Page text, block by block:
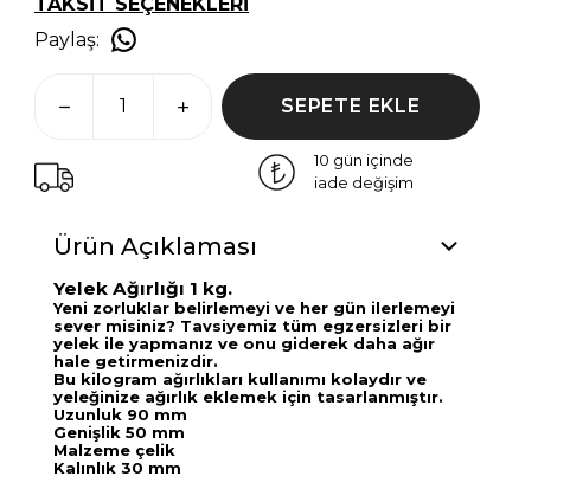
Paylaş:
SEPETE EKLE
10 gün içinde
iade değişim
Ürün Açıklaması
Yelek Ağırlığı 1 kg.
Yeni zorluklar belirlemeyi ve her gün ilerlemeyi
sever misiniz? Tavsiyemiz tüm egzersizleri bir
yelek ile yapmanız ve onu giderek daha ağır
hale getirmenizdir.
Bu kilogram ağırlıkları kullanımı kolaydır ve
yeleğinize ağırlık eklemek için tasarlanmıştır.
Uzunluk 90 mm
Genişlik 50 mm
Malzeme çelik
Kalınlık 30 mm